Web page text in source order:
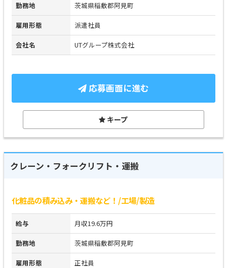
勤務地 茨城県稲敷郡阿見町
雇用形態 派遣社員
会社名 UTグループ株式会社
応募画面に進む
キープ
クレーン・フォークリフト・運搬
化粧品の積み込み・運搬など！/工場/製造
給与 月収19.6万円
勤務地 茨城県稲敷郡阿見町
雇用形態 正社員